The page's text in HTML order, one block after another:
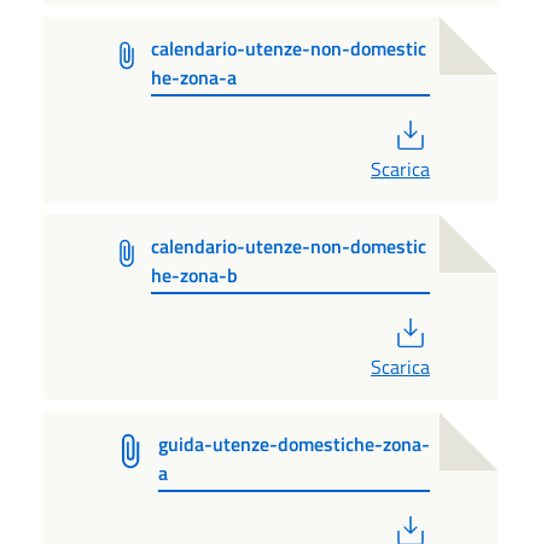
calendario-utenze-non-domestic
he-zona-a
Scarica
calendario-utenze-non-domestic
he-zona-b
Scarica
guida-utenze-domestiche-zona-
a